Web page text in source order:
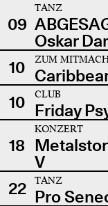
09
TANZ
Oskar
10
ZUM
10
CLUB
Friday
18
KONZERT
V
22
TANZ
Pro